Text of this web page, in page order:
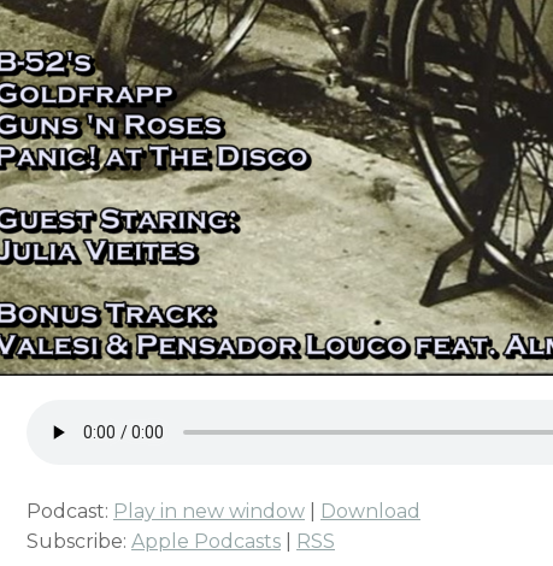
Podcast: Play in new window
Download
Subscribe: Apple Podcasts RSS